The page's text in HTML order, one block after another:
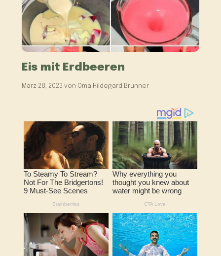
Eis mit Erdbeeren
März 28, 2023 von Oma Hildegard Brunner